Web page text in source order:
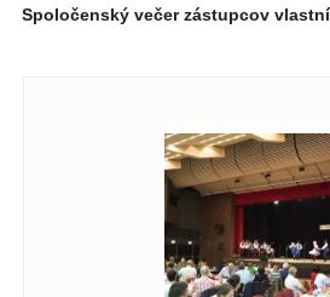
Spoločenský večer zástupcov